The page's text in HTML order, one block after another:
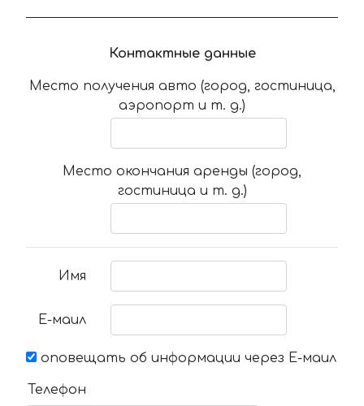
Контактные данные
Место получения авто (город, гостиница,
аэропорт и т. д.)
Место окончания аренды (город,
гостиница и т. д.)
Имя
Е-маил
оповещать об информации через Е-маил
Телефон